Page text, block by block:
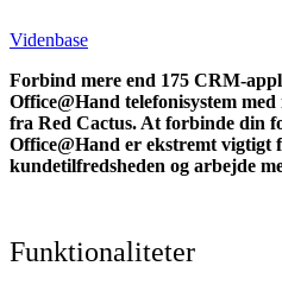
Videnbase
Forbind mere end 175 CRM-
Office@Hand telefonisystem
fra Red Cactus. At forbinde din
Office@Hand er ekstremt vigtigt
kundetilfredsheden og arbejde
Funktionaliteter